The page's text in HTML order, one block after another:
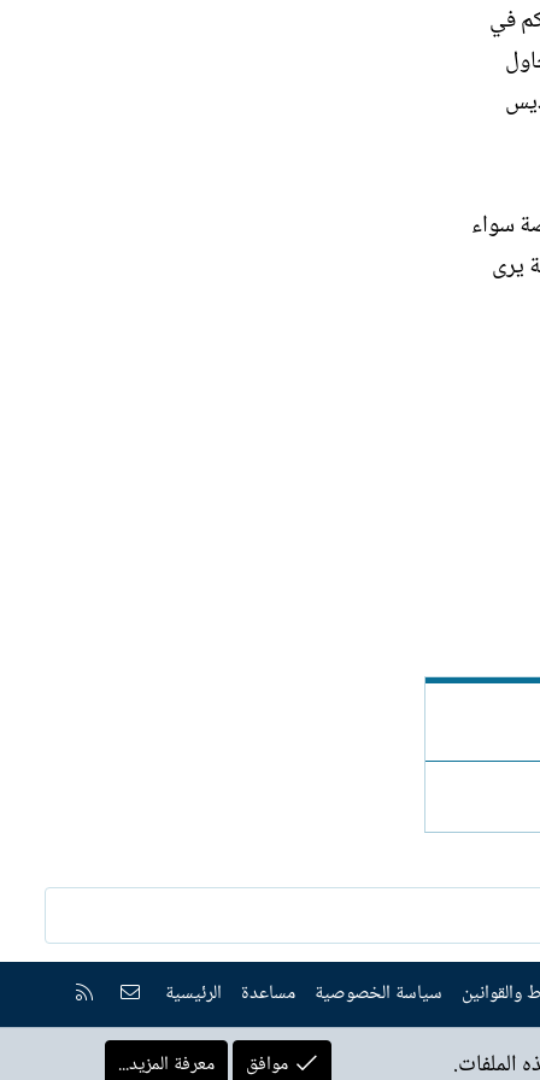
في
سواء
يرى
والقوانين سياسة الخصوصية مساعدة الرئيسية إتصل بنا
الملفات.
موافق معرفة المزيد...